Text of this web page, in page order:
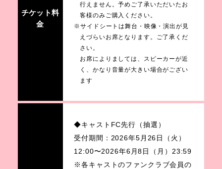
チケット料
金
行えません。予めご了承いただいたお
客様のみご購入ください。
※サイドシートは舞台・映像・演出が見
えづらいお席となります。ご了承くだ
さい。
お席によりましては、スピーカーが近
く、かなり音量が大きい場合がござい
ます
◆キャストFC先行（抽選）
受付期間：2026年5月26日（火）
12:00〜2026年6月8日（月）23:59
※各キャストのファンクラブ会員の